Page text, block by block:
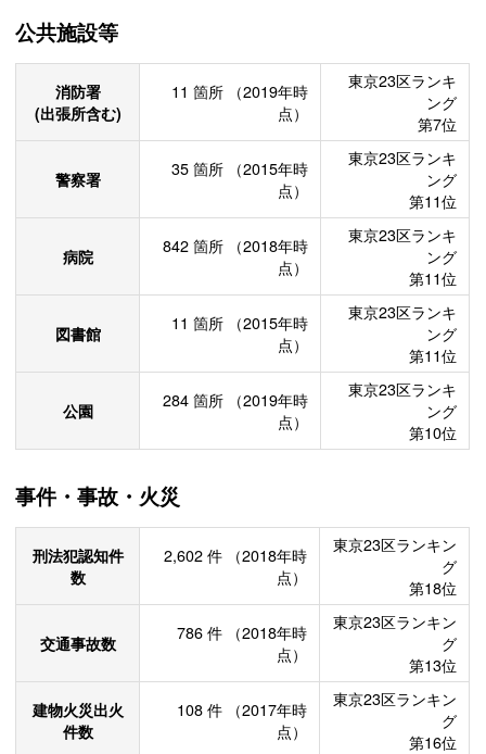
公共施設等
消防署
(出張所含む)
11 箇所
（2019年時
点）
東京23区ランキ
ング
第7位
警察署 35 箇所
（2015年時
点）
東京23区ランキ
ング
第11位
病院 842 箇所
（2018年時
点）
東京23区ランキ
ング
第11位
図書館 11 箇所
（2015年時
点）
東京23区ランキ
ング
第11位
公園 284 箇所
（2019年時
点）
東京23区ランキ
ング
第10位
事件・事故・火災
刑法犯認知件
数
2,602 件
（2018年時
点）
東京23区ランキン
グ
第18位
交通事故数 786 件
（2018年時
点）
東京23区ランキン
グ
第13位
建物火災出火
件数
108 件
（2017年時
点）
東京23区ランキン
グ
第16位